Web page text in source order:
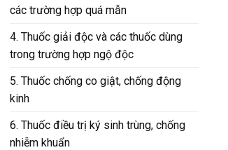
các trường hợp quá mẫn
4. Thuốc giải độc và các thuốc dùng
trong trường hợp ngộ độc
5. Thuốc chống co giật, chống động
kinh
6. Thuốc điều trị ký sinh trùng, chống
nhiễm khuẩn